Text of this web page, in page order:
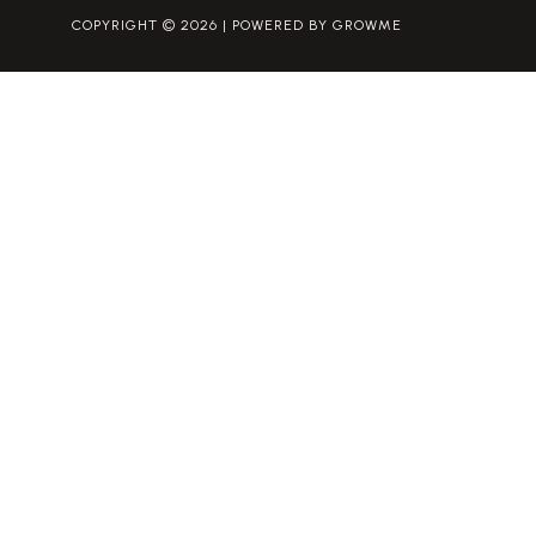
COPYRIGHT © 2026 | POWERED BY GROWME